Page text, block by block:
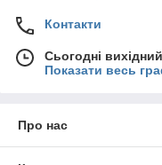
Контакти
Сьогодні вихідний
Показати весь
Про нас